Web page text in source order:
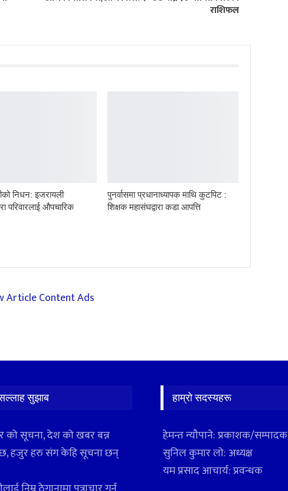
राशिफल
निधन: इजरायली
परिवारलाई औपचारिक
पुनर्वासमा प्रधानाध्यापक माथि कुटपिट :
शिक्षक महासंघद्वारा कडा आपत्ति
सुझाब
को सूचना, देश को खबर बन्न
हजुर हरु संग केहि सूचना छन्
हाम्रो सदस्यहरू
हेमन्त न्यौपाने: प्रकाशक/सम्पादक
सुनिल कुमार लो: अध्यक्ष
यम प्रसाद आचार्य: प्रवन्धक